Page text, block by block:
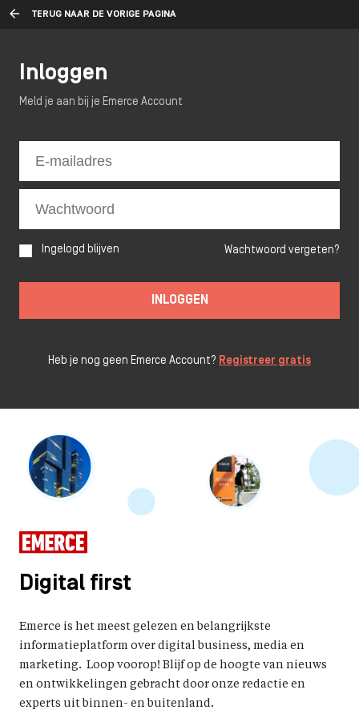
TERUG NAAR DE VORIGE PAGINA
Digital first
Emerce is het meest gelezen en belangrijkste
informatieplatform over digital business, media en
marketing. Loop voorop! Blijf op de hoogte van nieuws
en ontwikkelingen gebracht door onze redactie en
experts uit binnen- en buitenland.
Inloggen
Meld je aan bij je Emerce Account
Ingelogd blijven Wachtwoord vergeten?
INLOGGEN
Heb je nog geen Emerce Account? Registreer gratis